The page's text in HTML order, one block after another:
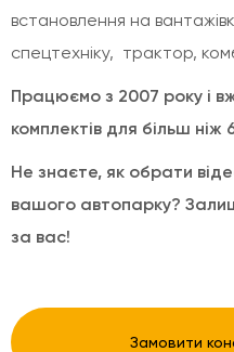
встановлення на
спецтехніку, трактор,
Працюємо з 2007 року і
комплектів для більш ніж
Не знаєте, як обрати
вашого автопарку?
за вас!
Замовити